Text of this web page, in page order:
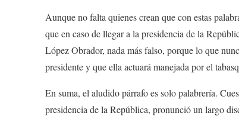
Aunque no falta quienes crean que con estas
que en caso de llegar a la presidencia de la
López Obrador, nada más falso, porque lo que
presidente y que ella actuará manejada por el
En suma, el aludido párrafo es solo palabrería.
presidencia de la República, pronunció un largo